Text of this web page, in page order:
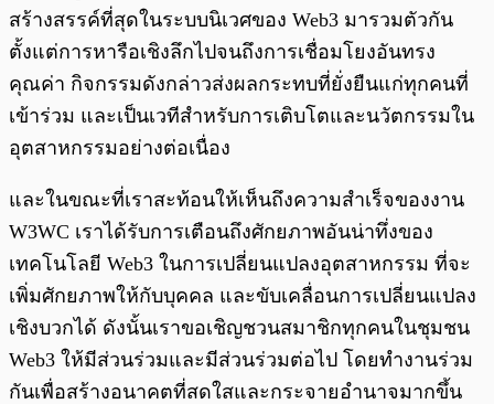
สร้างสรรค์ที่สุดในระบบนิเวศของ Web3 มารวมตัวกัน
ตั้งแต่การหารือเชิงลึกไปจนถึงการเชื่อมโยงอันทรง
คุณค่า กิจกรรมดังกล่าวส่งผลกระทบที่ยั่งยืนแก่ทุกคนที่
เข้าร่วม และเป็นเวทีสำหรับการเติบโตและนวัตกรรมใน
อุตสาหกรรมอย่างต่อเนื่อง
และในขณะที่เราสะท้อนให้เห็นถึงความสำเร็จของงาน
W3WC เราได้รับการเตือนถึงศักยภาพอันน่าทึ่งของ
เทคโนโลยี Web3 ในการเปลี่ยนแปลงอุตสาหกรรม ที่จะ
เพิ่มศักยภาพให้กับบุคคล และขับเคลื่อนการเปลี่ยนแปลง
เชิงบวกได้ ดังนั้นเราขอเชิญชวนสมาชิกทุกคนในชุมชน
Web3 ให้มีส่วนร่วมและมีส่วนร่วมต่อไป โดยทำงานร่วม
กันเพื่อสร้างอนาคตที่สดใสและกระจายอำนาจมากขึ้น